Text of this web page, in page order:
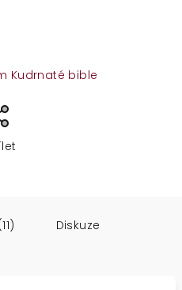
Kudrnaté bible
Diskuze